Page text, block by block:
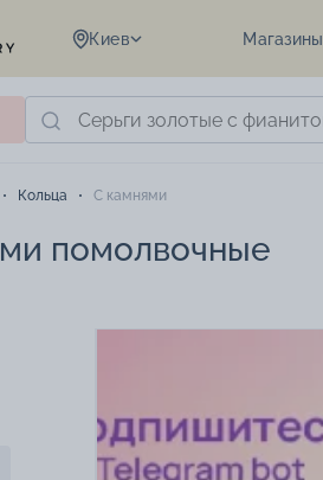
Киев Магазины
Кольца С камнями
помолвочные